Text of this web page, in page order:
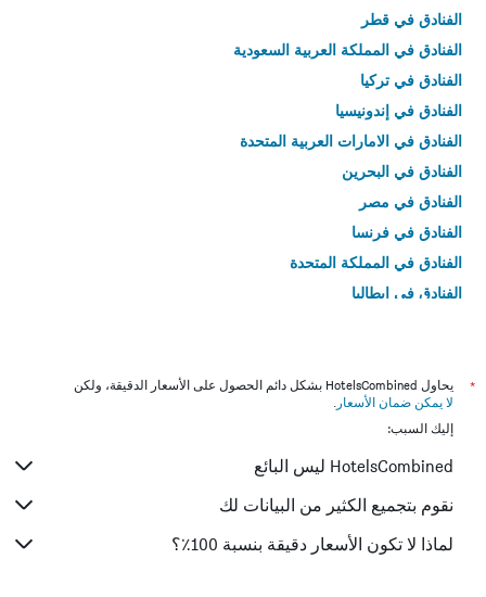
الفنادق في قطر
الفنادق في المملكة العربية السعودية
الفنادق في تركيا
الفنادق في إندونيسيا
الفنادق في الامارات العربية المتحدة
الفنادق في البحرين
الفنادق في مصر
الفنادق في فرنسا
الفنادق في المملكة المتحدة
الفنادق في إيطاليا
*
يحاول HotelsCombined بشكل دائم الحصول على الأسعار الدقيقة، ولكن
لا يمكن ضمان الأسعار .
إليك السبب:
HotelsCombined ليس البائع
نقوم بتجميع الكثير من البيانات لك
لماذا لا تكون الأسعار دقيقة بنسبة 100٪؟